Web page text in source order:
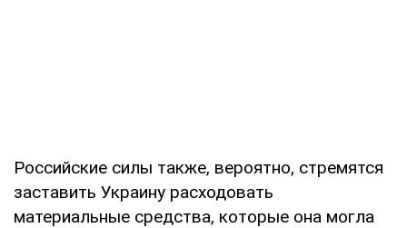
Российские силы также, вероятно, стремятся
заставить Украину расходовать
материальные средства, которые она могла